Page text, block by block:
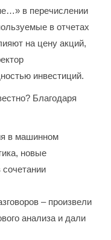
в перечислении
в отчетах
на цену акций,
инвестиций.
Благодаря
в машинном
новые
сочетании
– произвели
анализа и дали